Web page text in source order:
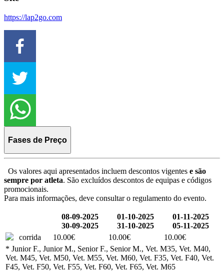
https://lap2go.com
Fases de Preço
Os valores aqui apresentados incluem descontos vigentes e são
sempre por atleta. São excluídos descontos de equipas e códigos
promocionais.
Para mais informações, deve consultar o regulamento do evento.
08-09-2025
30-09-2025
01-10-2025
31-10-2025
01-11-2025
05-11-2025
corrida
10.00€ 10.00€
10.00€
* Junior F., Junior M., Senior F., Senior M., Vet. M35, Vet. M40,
Vet. M45, Vet. M50, Vet. M55, Vet. M60, Vet. F35, Vet. F40, Vet.
F45, Vet. F50, Vet. F55, Vet. F60, Vet. F65, Vet. M65